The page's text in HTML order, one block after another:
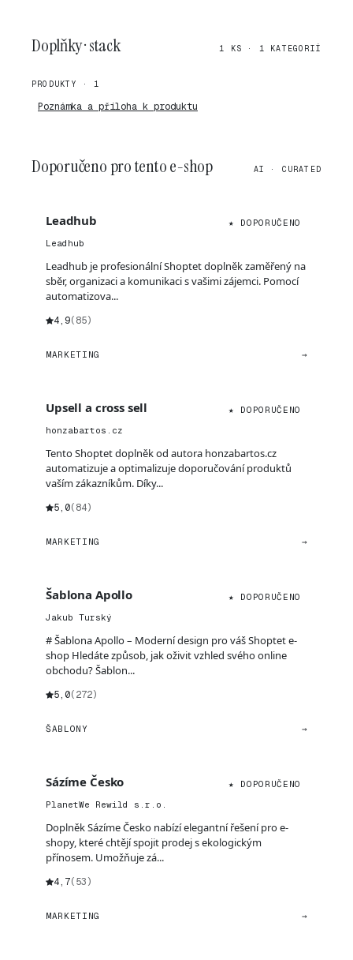
Doplňky · stack 1 KS · 1 KATEGORIÍ
PRODUKTY · 1
Poznámka a příloha k produktu
Doporučeno pro tento e-shop AI · CURATED
Leadhub
★ DOPORUČENO
Leadhub
Leadhub je profesionální Shoptet doplněk zaměřený na
sběr, organizaci a komunikaci s vašimi zájemci. Pomocí
automatizova...
4,9(85)
MARKETING →
Upsell a cross sell
★ DOPORUČENO
honzabartos.cz
Tento Shoptet doplněk od autora honzabartos.cz
automatizuje a optimalizuje doporučování produktů
vaším zákazníkům. Díky...
5,0(84)
MARKETING →
Šablona Apollo
★ DOPORUČENO
Jakub Turský
# Šablona Apollo – Moderní design pro váš Shoptet e-
shop Hledáte způsob, jak oživit vzhled svého online
obchodu? Šablon...
5,0(272)
ŠABLONY →
Sázíme Česko
★ DOPORUČENO
PlanetWe Rewild s.r.o.
Doplněk Sázíme Česko nabízí elegantní řešení pro e-
shopy, které chtějí spojit prodej s ekologickým
přínosem. Umožňuje zá...
4,7(53)
MARKETING →